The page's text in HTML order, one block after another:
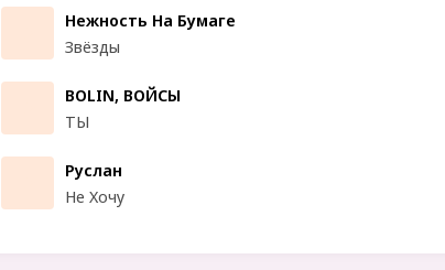
Нежность На Бумаге
Звёзды
BOLIN, ВОЙСЫ
ТЫ
Руслан
Не Хочу